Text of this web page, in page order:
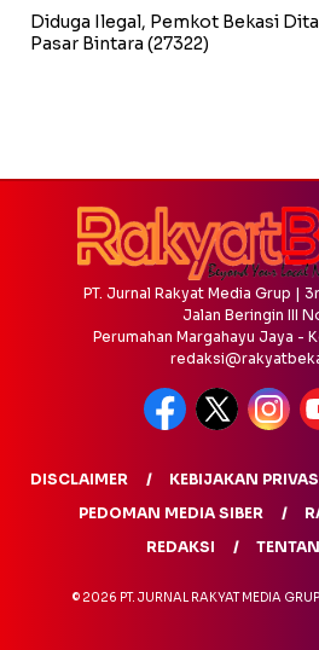
Diduga Ilegal, Pemkot Bekasi
Pasar Bintara (27322)
PT. Jurnal Rakyat Media Grup |
Jalan Beringin III
Perumahan Margahayu Jaya -
DISCLAIMER KEBIJAKAN
PEDOMAN MEDIA SIBER
REDAKSI
© 2026 PT. JURNAL RAKYAT MEDIA